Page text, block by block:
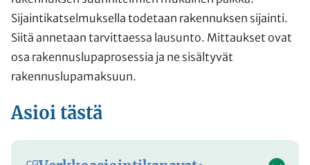
Sijaintikatselmuksella todetaan rakennuksen sijainti.
Siitä annetaan tarvittaessa lausunto. Mittaukset ovat
osa rakennuslupaprosessia ja ne sisältyvät
rakennuslupamaksuun.
Asioi tästä